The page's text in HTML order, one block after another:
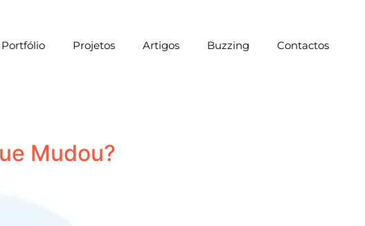
Portfólio Projetos Artigos Buzzing Contactos
Mudou?